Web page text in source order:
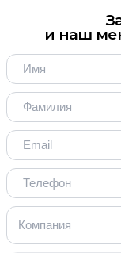
и наш